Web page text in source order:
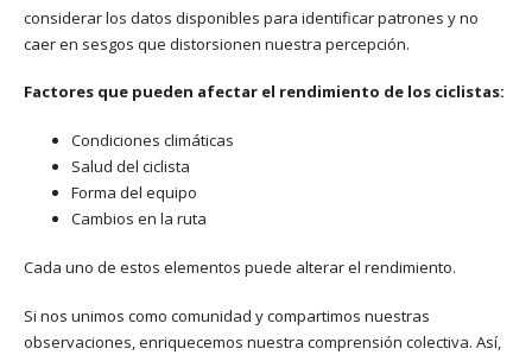
considerar los datos disponibles para identificar patrones y no
caer en sesgos que distorsionen nuestra percepción.
Factores que pueden afectar el rendimiento de los ciclistas:
Condiciones climáticas
Salud del ciclista
Forma del equipo
Cambios en la ruta
Cada uno de estos elementos puede alterar el rendimiento.
Si nos unimos como comunidad y compartimos nuestras
observaciones, enriquecemos nuestra comprensión colectiva. Así,